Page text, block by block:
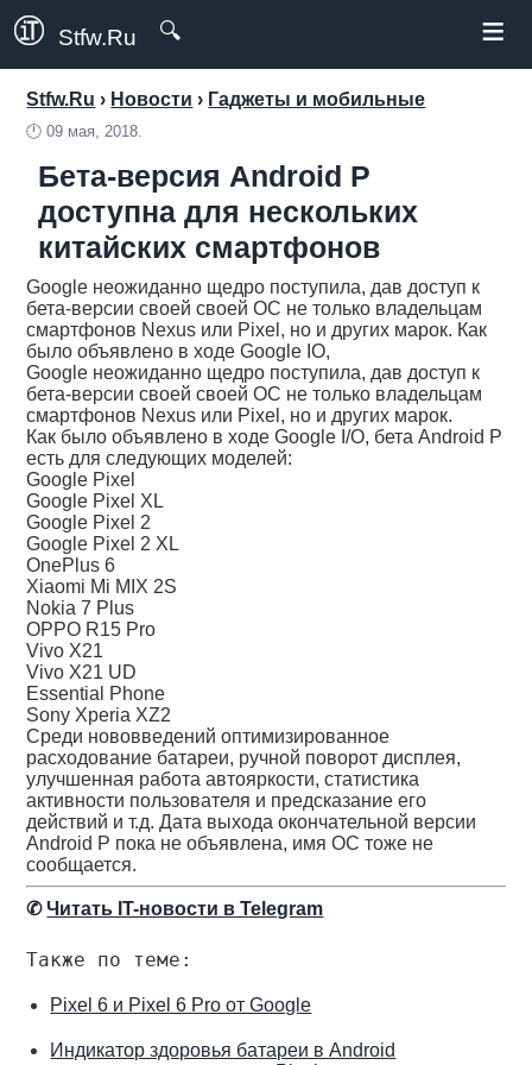
Stfw.Ru 🔍 ≡
Stfw.Ru › Новости › Гаджеты и мобильные
🕛09 мая, 2018.
Бета-версия Android P
доступна для нескольких
китайских смартфонов
Google неожиданно щедро поступила, дав доступ к
бета-версии своей своей ОС не только владельцам
смартфонов Nexus или Pixel, но и других марок. Как
было объявлено в ходе Google IO,
Google неожиданно щедро поступила, дав доступ к
бета-версии своей своей ОС не только владельцам
смартфонов Nexus или Pixel, но и других марок.
Как было объявлено в ходе Google I/O, бета Android P
есть для следующих моделей:
Google Pixel
Google Pixel XL
Google Pixel 2
Google Pixel 2 XL
OnePlus 6
Xiaomi Mi MIX 2S
Nokia 7 Plus
OPPO R15 Pro
Vivo X21
Vivo X21 UD
Essential Phone
Sony Xperia XZ2
Среди нововведений оптимизированное
расходование батареи, ручной поворот дисплея,
улучшенная работа автояркости, статистика
активности пользователя и предсказание его
действий и т.д. Дата выхода окончательной версии
Android P пока не объявлена, имя ОС тоже не
сообщается.
✆Читать IT-новости в Telegram
Также по теме:
Pixel 6 и Pixel 6 Pro от Google
Индикатор здоровья батареи в Android